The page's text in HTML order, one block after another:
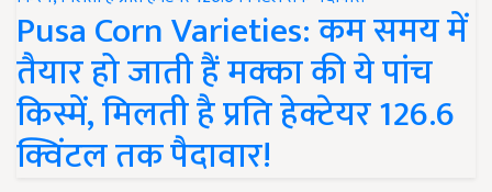
Pusa Corn Varieties: कम समय में
तैयार हो जाती हैं मक्का की ये पांच
किस्में, मिलती है प्रति हेक्टेयर 126.6
क्विंटल तक पैदावार!